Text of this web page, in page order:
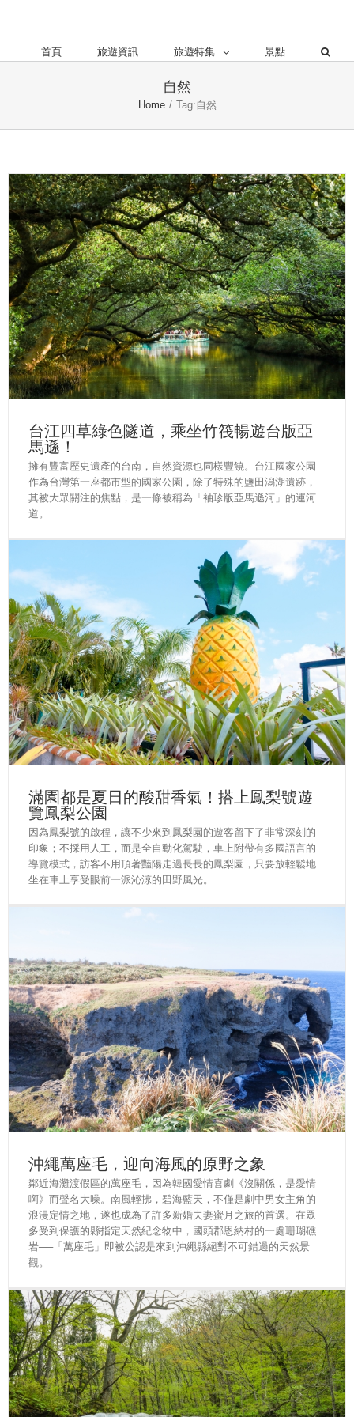
首頁 旅遊資訊 旅遊特集 景點
自然
Home / Tag:自然
台江四草綠色隧道，乘坐竹筏暢遊台版亞
馬遜！
擁有豐富歷史遺產的台南，自然資源也同樣豐饒。台江國家公園
作為台灣第一座都市型的國家公園，除了特殊的鹽田潟湖遺跡，
其被大眾關注的焦點，是一條被稱為「袖珍版亞馬遜河」的運河
道。
滿園都是夏日的酸甜香氣！搭上鳳梨號遊
覽鳳梨公園
因為鳳梨號的啟程，讓不少來到鳳梨園的遊客留下了非常深刻的
印象；不採用人工，而是全自動化駕駛，車上附帶有多國語言的
導覽模式，訪客不用頂著豔陽走過長長的鳳梨園，只要放輕鬆地
坐在車上享受眼前一派沁涼的田野風光。
沖繩萬座毛，迎向海風的原野之象
鄰近海灘渡假區的萬座毛，因為韓國愛情喜劇《沒關係，是愛情
啊》而聲名大噪。南風輕拂，碧海藍天，不僅是劇中男女主角的
浪漫定情之地，遂也成為了許多新婚夫妻蜜月之旅的首選。在眾
多受到保護的縣指定天然紀念物中，國頭郡恩納村的一處珊瑚礁
岩──「萬座毛」即被公認是來到沖繩縣絕對不可錯過的天然景
觀。